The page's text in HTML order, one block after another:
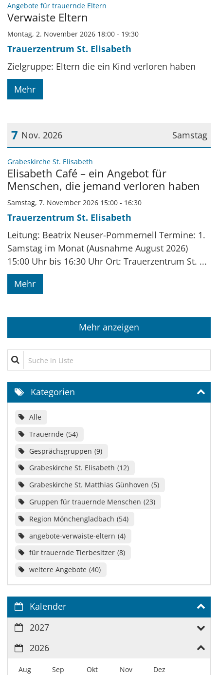
Angebote für trauernde Eltern
Verwaiste Eltern
Montag, 2. November 2026 18:00 - 19:30
Trauerzentrum St. Elisabeth
Zielgruppe: Eltern die ein Kind verloren haben
Mehr
Samstag
7 Nov. 2026
Datum: 7. November 2026
Grabeskirche St. Elisabeth
Elisabeth Café – ein Angebot für
Menschen, die jemand verloren haben
Samstag, 7. November 2026 15:00 - 16:30
Trauerzentrum St. Elisabeth
Leitung: Beatrix Neuser-Pommernell Termine: 1.
Samstag im Monat (Ausnahme August 2026)
15:00 Uhr bis 16:30 Uhr Ort: Trauerzentrum St. ...
Mehr
Mehr anzeigen
Suche in Liste
Kategorien
Alle
Trauernde 54
Gesprächsgruppen 9
Grabeskirche St. Elisabeth 12
Grabeskirche St. Matthias Günhoven 5
Gruppen für trauernde Menschen 23
Region Mönchengladbach 54
angebote-verwaiste-eltern 4
für trauernde Tierbesitzer 8
weitere Angebote 40
Kalender
2027
2026
Aug Sep Okt Nov Dez